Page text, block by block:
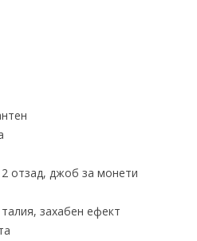
отзад, джоб за монети
захабен ефект